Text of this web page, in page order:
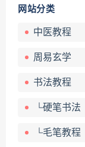
网站分类
中医教程
周易玄学
书法教程
└硬笔书法
└毛笔教程